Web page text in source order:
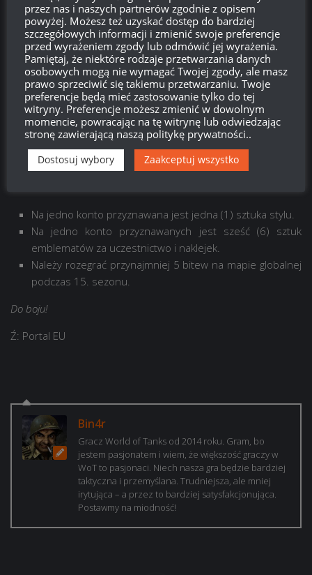
Kliknij na zdjęcia, by je powiększyć.
Na jedno konto przyznawana jest jedna (1) sztuka stylu.
Na jedno konto przyznawanych jest sześć (6) sztuk
emblematów za uczestnictwo i naklejek.
Należy rozegrać przynajmniej 5 bitew na mapie globalnej
podczas 15. sezonu.
Do boju!
Ź: Portal EU
Bin4r
Gracz World of Tanks od 2014 roku. Gram, bo
jestem pasjonatem i wiem, że większość graczy w
WoT to pasjonaci. Niech nasza gra będzie bardziej
taktyczna i przemyślana. Trudniejsza, ale mniej
irytująca – a przez to bardziej satysfakcjonująca.
Postawmy na miodność!
przez nas i naszych partnerów zgodnie z opisem
powyżej. Możesz też uzyskać dostęp do bardziej
szczegółowych informacji i zmienić swoje preferencje
przed wyrażeniem zgody lub odmówić jej wyrażenia.
Pamiętaj, że niektóre rodzaje przetwarzania danych
osobowych mogą nie wymagać Twojej zgody, ale masz
prawo sprzeciwić się takiemu przetwarzaniu. Twoje
preferencje będą mieć zastosowanie tylko do tej
witryny. Preferencje możesz zmienić w dowolnym
momencie, powracając na tę witrynę lub odwiedzając
stronę zawierającą naszą politykę prywatności..
Dostosuj wybory Zaakceptuj wszystko